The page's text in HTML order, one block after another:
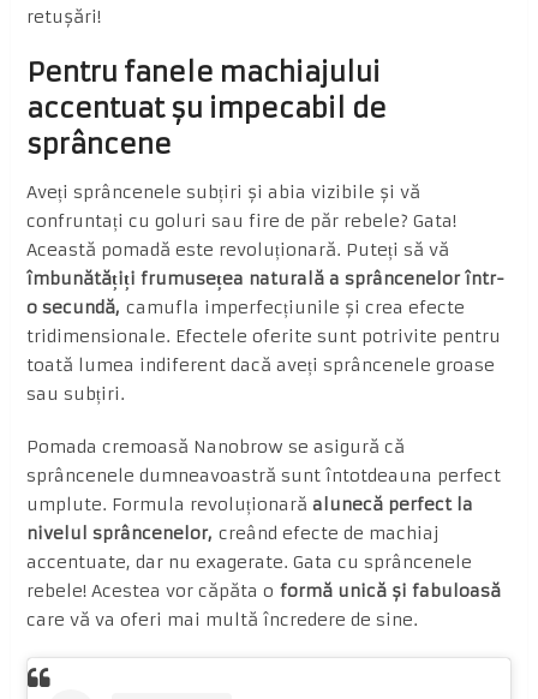
retușări!
Pentru fanele machiajului
accentuat șu impecabil de
sprâncene
Aveți sprâncenele subțiri și abia vizibile și vă
confruntați cu goluri sau fire de păr rebele? Gata!
Această pomadă este revoluționară. Puteți să vă
îmbunătățiți frumusețea naturală a sprâncenelor într-
o secundă, camufla imperfecțiunile și crea efecte
tridimensionale. Efectele oferite sunt potrivite pentru
toată lumea indiferent dacă aveți sprâncenele groase
sau subțiri.
Pomada cremoasă Nanobrow se asigură că
sprâncenele dumneavoastră sunt întotdeauna perfect
umplute. Formula revoluționară alunecă perfect la
nivelul sprâncenelor, creând efecte de machiaj
accentuate, dar nu exagerate. Gata cu sprâncenele
rebele! Acestea vor căpăta o formă unică și fabuloasă
care vă va oferi mai multă încredere de sine.